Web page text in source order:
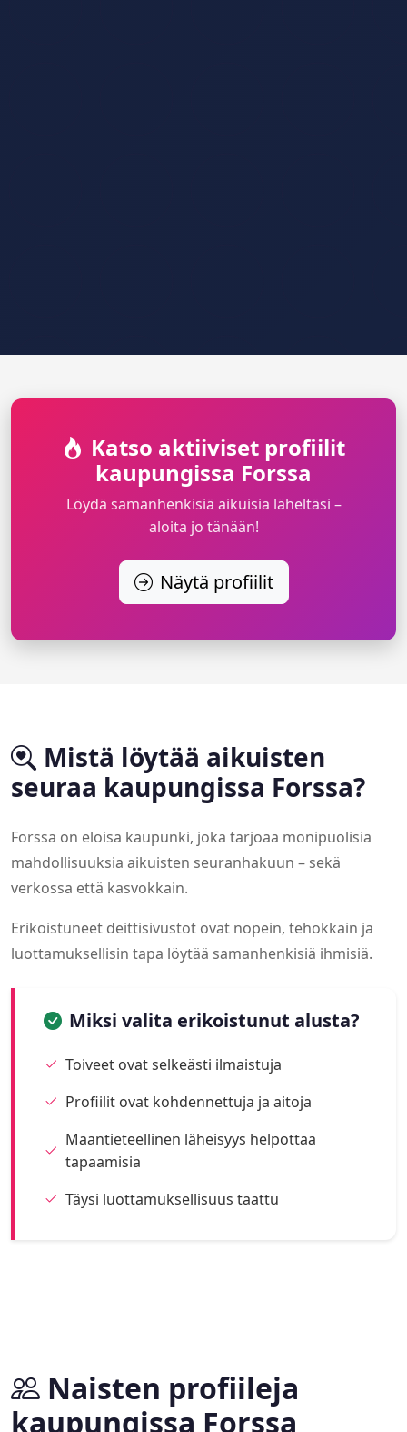
Katso aktiiviset profiilit
kaupungissa Forssa
Löydä samanhenkisiä aikuisia läheltäsi –
aloita jo tänään!
Näytä profiilit
Mistä löytää aikuisten
seuraa kaupungissa Forssa?
Forssa on eloisa kaupunki, joka tarjoaa monipuolisia
mahdollisuuksia aikuisten seuranhakuun – sekä
verkossa että kasvokkain.
Erikoistuneet deittisivustot ovat nopein, tehokkain ja
luottamuksellisin tapa löytää samanhenkisiä ihmisiä.
Miksi valita erikoistunut alusta?
Toiveet ovat selkeästi ilmaistuja
Profiilit ovat kohdennettuja ja aitoja
Maantieteellinen läheisyys helpottaa
tapaamisia
Täysi luottamuksellisuus taattu
Naisten profiileja
kaupungissa Forssa